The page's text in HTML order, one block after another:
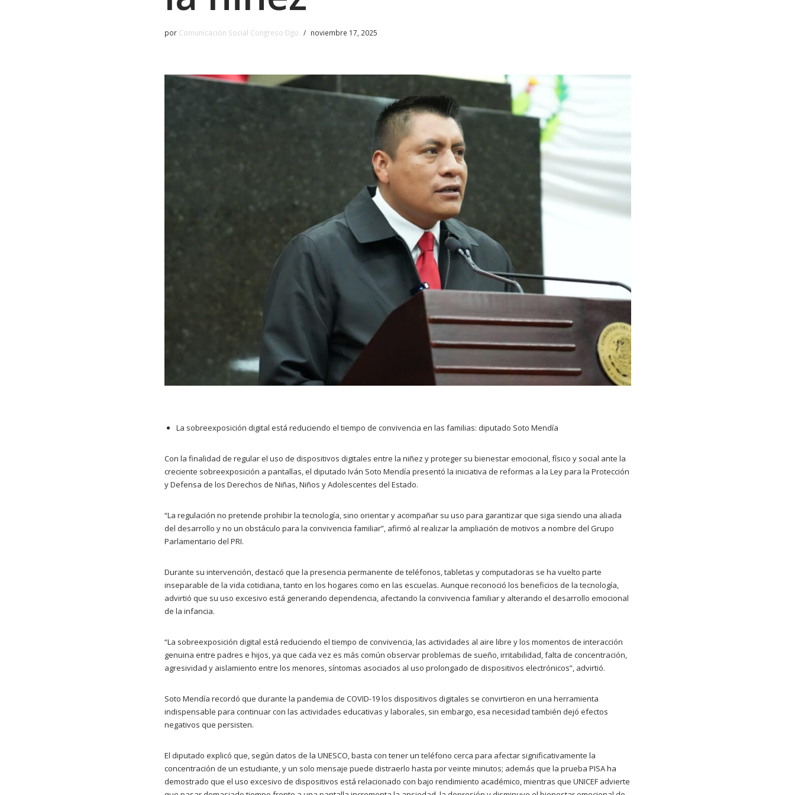
por Comunicación Social Congreso Dgo noviembre 17, 2025
La sobreexposición digital está reduciendo el tiempo de convivencia en las familias: diputado Soto Mendía
Con la finalidad de regular el uso de dispositivos digitales entre la niñez y proteger su bienestar emocional, físico y social ante la
creciente sobreexposición a pantallas, el diputado Iván Soto Mendía presentó la iniciativa de reformas a la Ley para la Protección
y Defensa de los Derechos de Niñas, Niños y Adolescentes del Estado.
“La regulación no pretende prohibir la tecnología, sino orientar y acompañar su uso para garantizar que siga siendo una aliada
del desarrollo y no un obstáculo para la convivencia familiar”, afirmó al realizar la ampliación de motivos a nombre del Grupo
Parlamentario del PRI.
Durante su intervención, destacó que la presencia permanente de teléfonos, tabletas y computadoras se ha vuelto parte
inseparable de la vida cotidiana, tanto en los hogares como en las escuelas. Aunque reconoció los beneficios de la tecnología,
advirtió que su uso excesivo está generando dependencia, afectando la convivencia familiar y alterando el desarrollo emocional
de la infancia.
“La sobreexposición digital está reduciendo el tiempo de convivencia, las actividades al aire libre y los momentos de interacción
genuina entre padres e hijos, ya que cada vez es más común observar problemas de sueño, irritabilidad, falta de concentración,
agresividad y aislamiento entre los menores, síntomas asociados al uso prolongado de dispositivos electrónicos”, advirtió.
Soto Mendía recordó que durante la pandemia de COVID-19 los dispositivos digitales se convirtieron en una herramienta
indispensable para continuar con las actividades educativas y laborales, sin embargo, esa necesidad también dejó efectos
negativos que persisten.
El diputado explicó que, según datos de la UNESCO, basta con tener un teléfono cerca para afectar significativamente la
concentración de un estudiante, y un solo mensaje puede distraerlo hasta por veinte minutos; además que la prueba PISA ha
demostrado que el uso excesivo de dispositivos está relacionado con bajo rendimiento académico, mientras que UNICEF advierte